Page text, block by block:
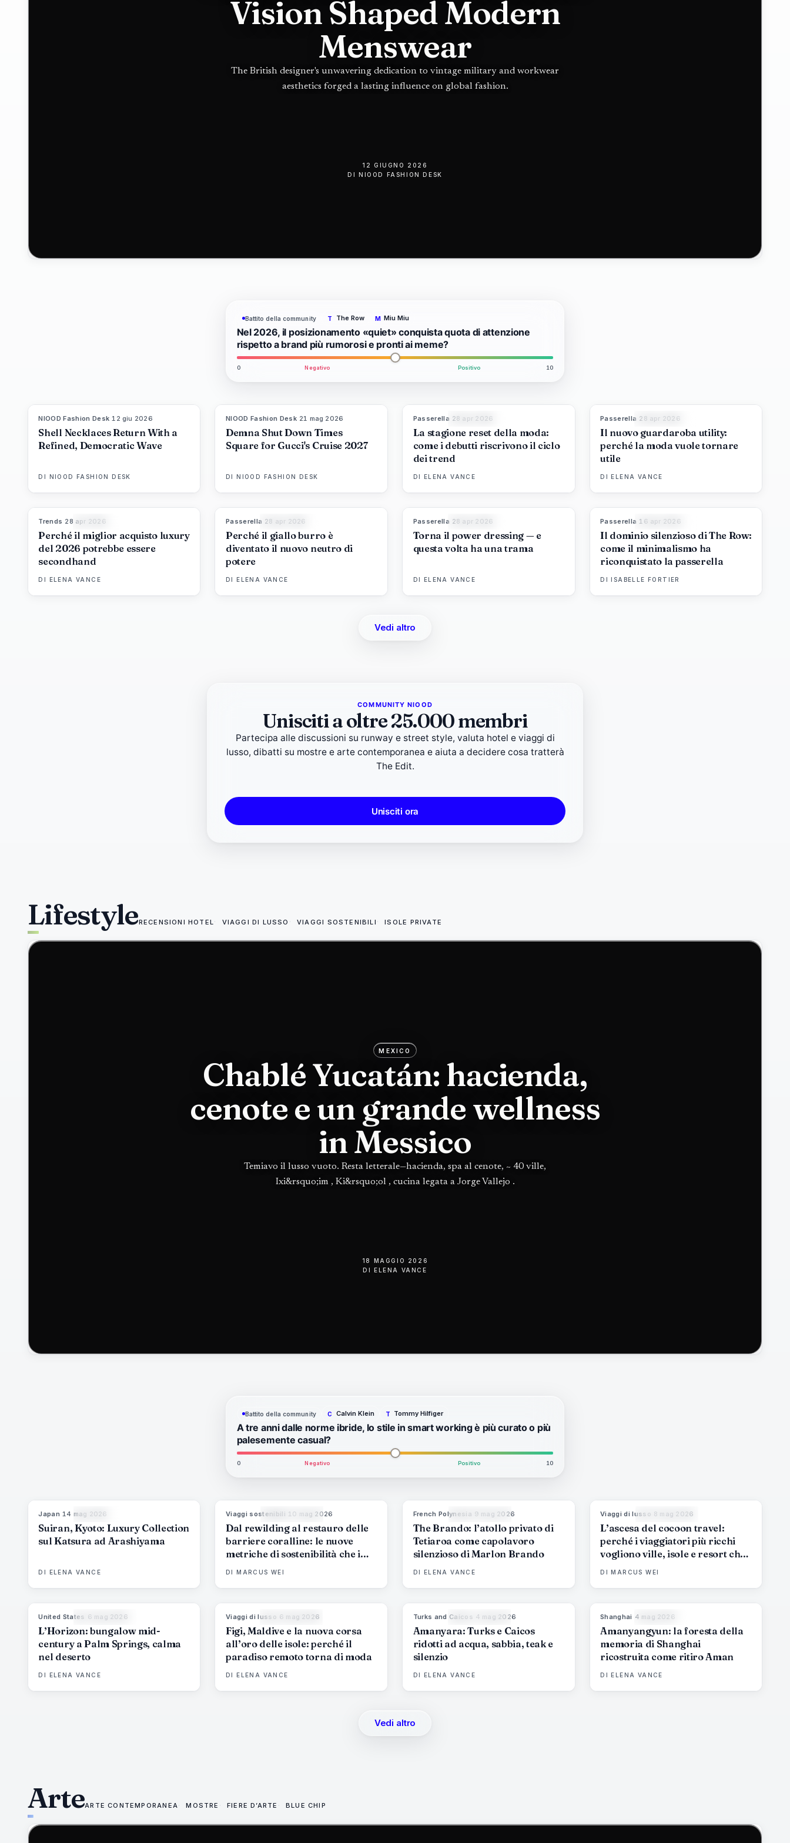
Vision Shaped Modern
Menswear
The British designer's unwavering dedication to vintage military and workwear
aesthetics forged a lasting influence on global fashion.
12 GIUGNO 2026
DI
NIOOD FASHION DESK
Battito della community T The Row M Miu Miu
Nel 2026, il posizionamento «quiet» conquista quota di attenzione
rispetto a brand più rumorosi e pronti ai meme?
0 Negativo Positivo 10
LIVE BRIEF
NIOOD Fashion Desk ·12 giu 2026
Shell Necklaces Return With a
Refined, Democratic Wave
DI NIOOD FASHION DESK
LIVE BRIEF
NIOOD Fashion Desk· 21 mag 2026
Demna Shut Down Times
Square for Gucci's Cruise 2027
DI NIOOD FASHION DESK
MAGAZINE
Passerella 28 apr 2026
La stagione reset della moda:
come i debutti riscrivono il ciclo
dei trend
DI ELENA VANCE
MAGAZINE
Passerella 28 apr 2026
Il nuovo guardaroba utility:
perché la moda vuole tornare
utile
DI ELENA VANCE
MAGAZINE
Trends 28 apr 2026
Perché il miglior acquisto luxury
del 2026 potrebbe essere
secondhand
DI ELENA VANCE
MAGAZINE
Passerella 28 apr 2026
Perché il giallo burro è
diventato il nuovo neutro di
potere
DI ELENA VANCE
MAGAZINE
Passerella 28 apr 2026
Torna il power dressing — e
questa volta ha una trama
DI ELENA VANCE
MAGAZINE
Passerella 16 apr 2026
Il dominio silenzioso di The Row:
come il minimalismo ha
riconquistato la passerella
DI ISABELLE FORTIER
Vedi altro
COMMUNITY NIOOD
Unisciti a oltre 25.000 membri
Partecipa alle discussioni su runway e street style, valuta hotel e viaggi di
lusso, dibatti su mostre e arte contemporanea e aiuta a decidere cosa tratterà
The Edit.
Unisciti ora
LifestyleRECENSIONI HOTEL VIAGGI DI LUSSO VIAGGI SOSTENIBILI ISOLE PRIVATE
MEXICO
Chablé Yucatán: hacienda,
cenote e un grande wellness
in Messico
Temiavo il lusso vuoto. Resta letterale—hacienda, spa al cenote, ~ 40 ville,
Ixi&rsquo;im , Ki&rsquo;ol , cucina legata a Jorge Vallejo .
18 MAGGIO 2026
DI
ELENA VANCE
Battito della community C Calvin Klein T Tommy Hilfiger
A tre anni dalle norme ibride, lo stile in smart working è più curato o più
palesemente casual?
0 Negativo Positivo 10
MAGAZINE
Japan ·14 mag 2026
Suiran, Kyoto: Luxury Collection
sul Katsura ad Arashiyama
DI ELENA VANCE
MAGAZINE 86
Viaggi sostenibili 10 mag 2026
Dal rewilding al restauro delle
barriere coralline: le nuove
metriche di sostenibilità che i
resort di lusso non possono più
DI MARCUS WEI
MAGAZINE
French Polynesia 9 mag 2026
The Brando: l’atollo privato di
Tetiaroa come capolavoro
silenzioso di Marlon Brando
DI ELENA VANCE
MAGAZINE
Viaggi di lusso 8 mag 2026
L’ascesa del cocoon travel:
perché i viaggiatori più ricchi
vogliono ville, isole e resort che
tengono fuori il mondo
DI MARCUS WEI
MAGAZINE
United States 6 mag 2026
L’Horizon: bungalow mid-
century a Palm Springs, calma
nel deserto
DI ELENA VANCE
MAGAZINE
Viaggi di lusso 6 mag 2026
Figi, Maldive e la nuova corsa
all’oro delle isole: perché il
paradiso remoto torna di moda
DI ELENA VANCE
MAGAZINE
Turks and Caicos 4 mag 2026
Amanyara: Turks e Caicos
ridotti ad acqua, sabbia, teak e
silenzio
DI ELENA VANCE
MAGAZINE
Shanghai 4 mag 2026
Amanyangyun: la foresta della
memoria di Shanghai
ricostruita come ritiro Aman
DI ELENA VANCE
Vedi altro
ArteARTE CONTEMPORANEA MOSTRE FIERE D’ARTE BLUE CHIP